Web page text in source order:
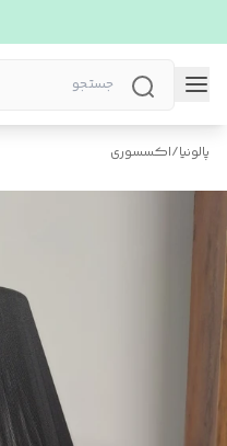
پالونیا/اکسسوری